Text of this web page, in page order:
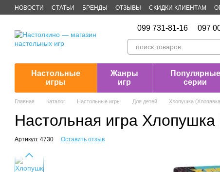
Перейти к основному контенту
НОВОСТИ СТАТЬИ БРЕНДЫ ОТЗЫВЫ СКИДКИ КЛИЕНТАМ
099 731-81-16 097
Настольные
игры
Жанры
игр
Популярные
серии
Главная Каталог Настольные игры Для детей Хлопушка
Настольная игра Хлопушка
Артикул: 4730 Оставить отзыв